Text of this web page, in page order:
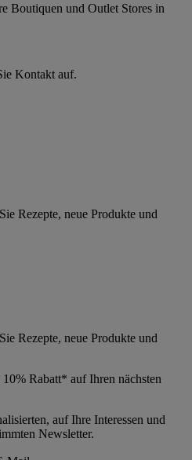
Boutiquen und Outlet Stores in
Kontakt auf.
Rezepte, neue Produkte und
Rezepte, neue Produkte und
Rabatt* auf Ihren nächsten
auf Ihre Interessen und
Newsletter.